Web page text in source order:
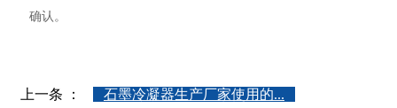
确认。
上一条 ： 石墨冷凝器生产厂家使用的...